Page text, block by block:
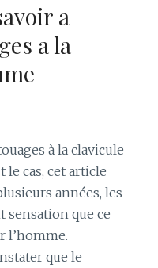
a
a la
à la clavicule
le cas, cet article
années, les
sensation que ce
l’homme.
que le